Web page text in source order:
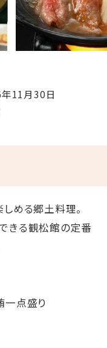
11月30日
める郷土料理。
きる観松館の定番
一点盛り